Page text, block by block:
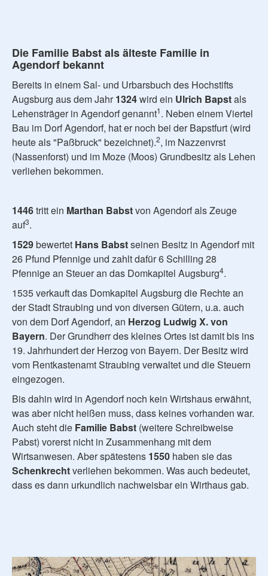
Die Familie Babst als älteste Familie in
Agendorf bekannt
Bereits in einem Sal- und Urbarsbuch des Hochstifts
Augsburg aus dem Jahr1324wird ein Ulrich Bapstals
Lehensträger in Agendorf genannt1. Neben einem Viertel
Bau im Dorf Agendorf, hat er noch bei der Bapstfurt (wird
heute als "Paßbruck" bezeichnet).2, im Nazzenvrst
(Nassenforst) und im Moze (Moos) Grundbesitz als Lehen
verliehen bekommen.
1446tritt ein Marthan Babstvon Agendorf als Zeuge
auf3.
1529bewertet Hans Babstseinen Besitz in Agendorf mit
26 Pfund Pfennige und zahlt dafür 6 Schilling 28
Pfennige an Steuer an das Domkapitel Augsburg4.
1535 verkauft das Domkapitel Augsburg die Rechte an
der Stadt Straubing und von diversen Gütern, u.a. auch
von dem Dorf Agendorf, an Herzog Ludwig X. von
Bayern. Der Grundherr des kleines Ortes ist damit bis ins
19. Jahrhundert der Herzog von Bayern. Der Besitz wird
vom Rentkastenamt Straubing verwaltet und die Steuern
eingezogen.
Bis dahin wird in Agendorf noch kein Wirtshaus erwähnt,
was aber nicht heißen muss, dass keines vorhanden war.
Auch steht die Familie Babst (weitere Schreibweise
Pabst) vorerst nicht in Zusammenhang mit dem
Wirtsanwesen. Aber spätestens 1550 haben sie das
Schenkrechtverliehen bekommen. Was auch bedeutet,
dass es dann urkundlich nachweisbar ein Wirthaus gab.